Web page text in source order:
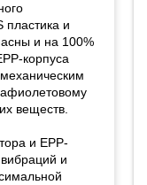
пластика и
и на 100%
корпуса
веществ.
и EPP-
и